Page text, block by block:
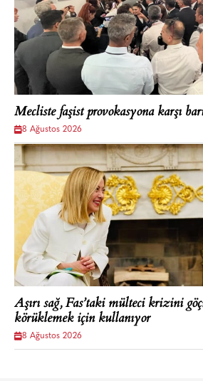
Mecliste faşist provokasyona karşı
8 Ağustos 2026
Aşırı sağ, Fas’taki mülteci krizini
körüklemek için kullanıyor
8 Ağustos 2026